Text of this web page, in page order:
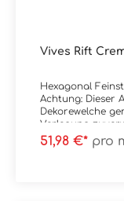
Vives Rift
Hexagonal
Achtung: Dieser
Dekorewelche
Verlegung
Unklarheiten.
glasiertFormat:
51,98 €* pro